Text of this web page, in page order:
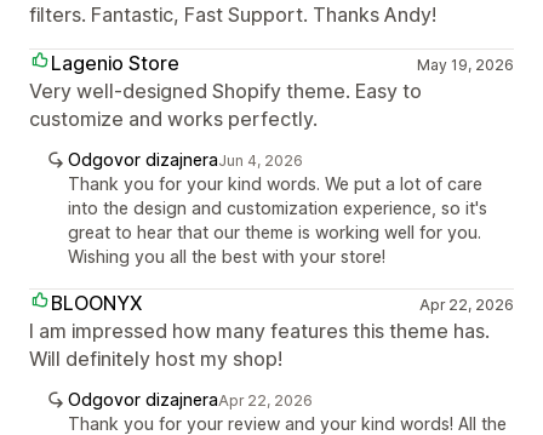
filters. Fantastic, Fast Support. Thanks Andy!
Lagenio Store
May 19, 2026
Very well-designed Shopify theme. Easy to
customize and works perfectly.
Odgovor dizajneraJun 4, 2026
Thank you for your kind words. We put a lot of care
into the design and customization experience, so it's
great to hear that our theme is working well for you.
Wishing you all the best with your store!
BLOONYX Apr 22, 2026
I am impressed how many features this theme has.
Will definitely host my shop!
Odgovor dizajneraApr 22, 2026
Thank you for your review and your kind words! All the